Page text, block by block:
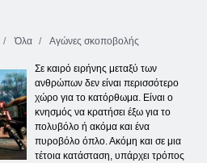
Όλα Αγώνες σκοποβολής
Σε καιρό ειρήνης μεταξύ των
ανθρώπων δεν είναι περισσότερο
χώρο για το κατόρθωμα. Είναι ο
κνησμός να κρατήσει έξω για το
πολυβόλο ή ακόμα και ένα
πυροβόλο όπλο. Ακόμη και σε μια
τέτοια κατάσταση, υπάρχει τρόπος